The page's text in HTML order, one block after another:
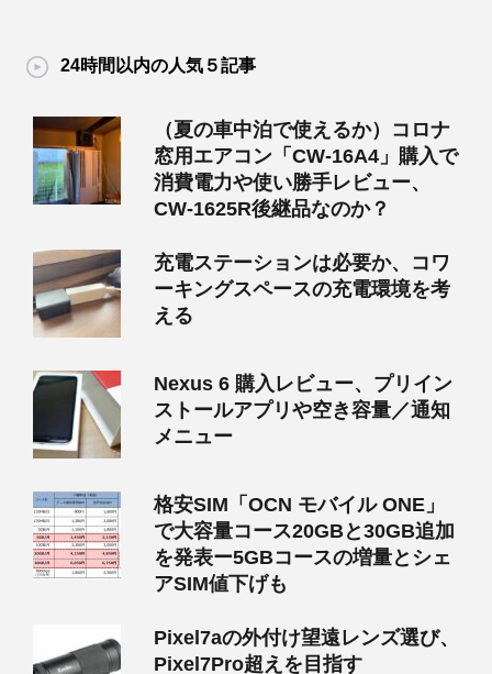
24時間以内の人気５記事
（夏の車中泊で使えるか）コロナ
窓用エアコン「CW-16A4」購入で
消費電力や使い勝手レビュー、
CW-1625R後継品なのか？
充電ステーションは必要か、コワ
ーキングスペースの充電環境を考
える
Nexus 6 購入レビュー、プリイン
ストールアプリや空き容量／通知
メニュー
格安SIM「OCN モバイル ONE」
で大容量コース20GBと30GB追加
を発表ー5GBコースの増量とシェ
アSIM値下げも
Pixel7aの外付け望遠レンズ選び、
Pixel7Pro超えを目指す